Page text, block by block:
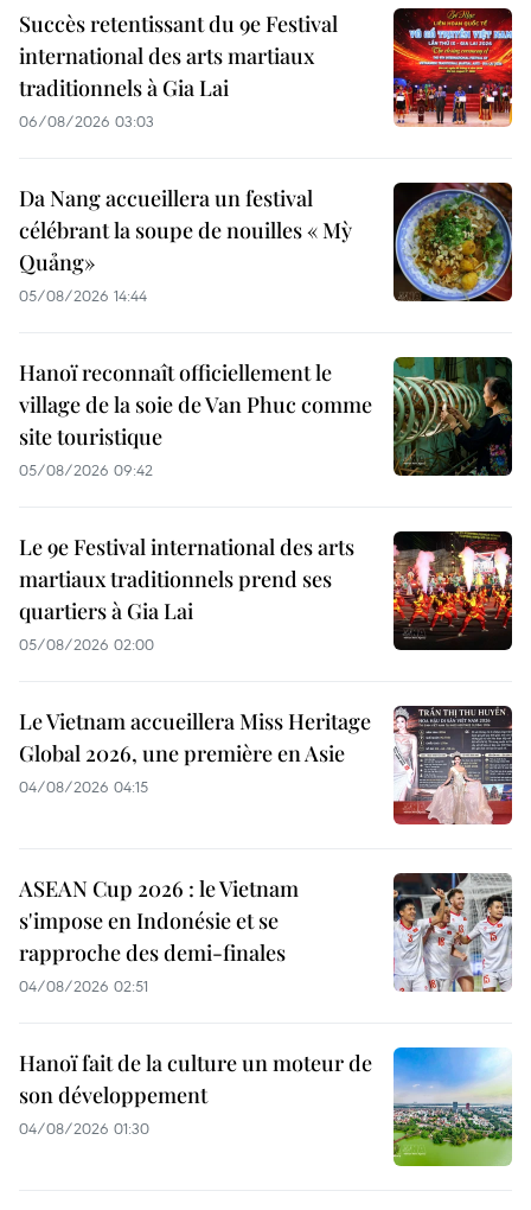
Succès retentissant du 9e Festival
international des arts martiaux
traditionnels à Gia Lai
06/08/2026 03:03
Da Nang accueillera un festival
célébrant la soupe de nouilles « Mỳ
Quảng»
05/08/2026 14:44
Hanoï reconnaît officiellement le
village de la soie de Van Phuc comme
site touristique
05/08/2026 09:42
Le 9e Festival international des arts
martiaux traditionnels prend ses
quartiers à Gia Lai
05/08/2026 02:00
Le Vietnam accueillera Miss Heritage
Global 2026, une première en Asie
04/08/2026 04:15
ASEAN Cup 2026 : le Vietnam
s'impose en Indonésie et se
rapproche des demi-finales
04/08/2026 02:51
Hanoï fait de la culture un moteur de
son développement
04/08/2026 01:30